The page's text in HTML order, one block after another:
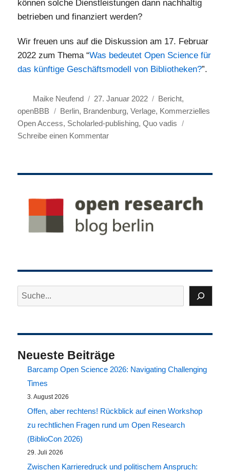
können solche Dienstleistungen dann nachhaltig
betrieben und finanziert werden?
Wir freuen uns auf die Diskussion am 17. Februar
2022 zum Thema “Was bedeutet Open Science für
das künftige Geschäftsmodell von Bibliotheken?”.
Autor
Maike Neufend
Veröffentlicht
am
27. Januar 2022 Kategorien
Bericht,
openBBB
Schlagwörter
Berlin, Brandenburg, Verlage, Kommerzielles
Open Access, Scholarled-publishing,Quo vadis
Schreibe einen Kommentarzu
5:
Wissenschaftseinrichtungen
die
besseren
Verlage?
Suchen
Neueste Beiträge
Barcamp Open Science 2026: Navigating Challenging
Times
3. August 2026
Offen, aber rechtens! Rückblick auf einen Workshop
zu rechtlichen Fragen rund um Open Research
(BiblioCon 2026)
29. Juli 2026
Zwischen Karrieredruck und politischem Anspruch: